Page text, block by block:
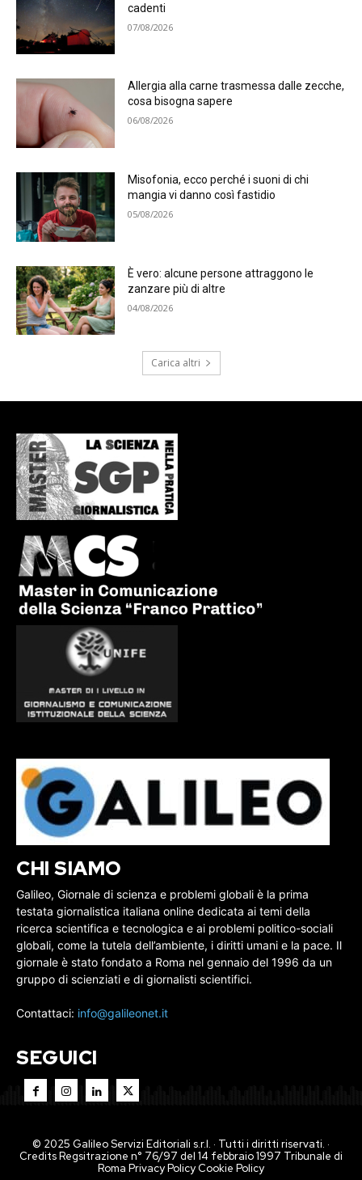
cadenti
07/08/2026
Allergia alla carne trasmessa dalle zecche,
cosa bisogna sapere
06/08/2026
Misofonia, ecco perché i suoni di chi
mangia vi danno così fastidio
05/08/2026
È vero: alcune persone attraggono le
zanzare più di altre
04/08/2026
Carica altri
CHI SIAMO
Galileo, Giornale di scienza e problemi globali è la prima
testata giornalistica italiana online dedicata ai temi della
ricerca scientifica e tecnologica e ai problemi politico-sociali
globali, come la tutela dell’ambiente, i diritti umani e la pace. Il
giornale è stato fondato a Roma nel gennaio del 1996 da un
gruppo di scienziati e di giornalisti scientifici.
Contattaci: info@galileonet.it
SEGUICI
© 2025 Galileo Servizi Editoriali s.r.l. · Tutti i diritti riservati. ·
Credits Regsitrazione n° 76/97 del 14 febbraio 1997 Tribunale di
Roma Privacy PolicyCookie Policy